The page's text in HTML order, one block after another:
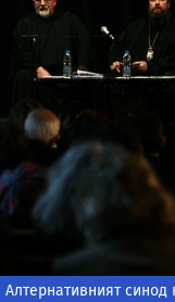
Алтернативният